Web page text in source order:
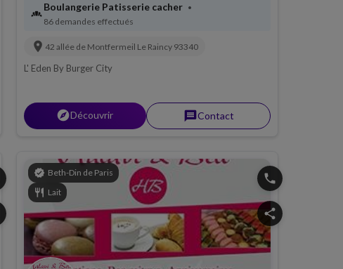
bakery_dining
Boulangerie Patisserie cacher •
86 demandes effectués
location_on 42 allée de Montfermeil Le Raincy 93340
L' Eden By Burger City
explorerDécouvrir messageContact
verified Beth-Din de Paris
restaurant Lait
phone
share